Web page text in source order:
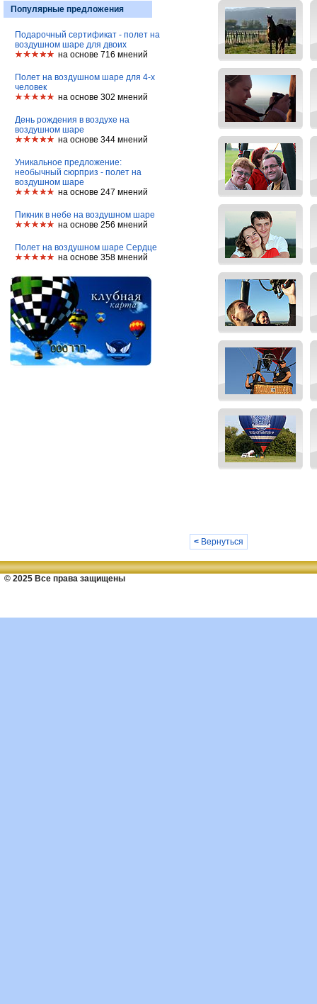
Популярные предложения
Подарочный сертификат - полет на
воздушном шаре для двоих
на основе 716 мнений
Полет на воздушном шаре для 4-х
человек
на основе 302 мнений
День рождения в воздухе на
воздушном шаре
на основе 344 мнений
Уникальное предложение:
необычный сюрприз - полет на
воздушном шаре
на основе 247 мнений
Пикник в небе на воздушном шаре
на основе 256 мнений
Полет на воздушном шаре Сердце
на основе 358 мнений
< Вернуться
© 2025 Все права защищены